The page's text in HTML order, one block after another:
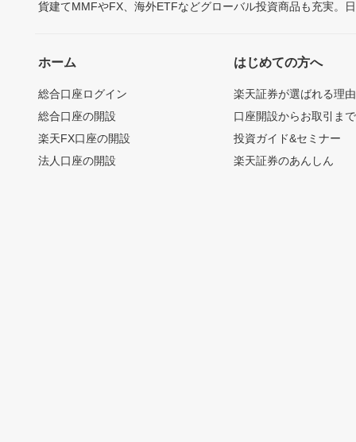
貨建てMMFやFX、海外ETFなどグローバル投資商品も充実。
ホーム
総合口座ログイン
総合口座の開設
楽天FX口座の開設
法人口座の開設
はじめての方へ
楽天証券が選ばれる理由
口座開設からお取引ま
投資ガイド&セミナー
楽天証券のあんしん